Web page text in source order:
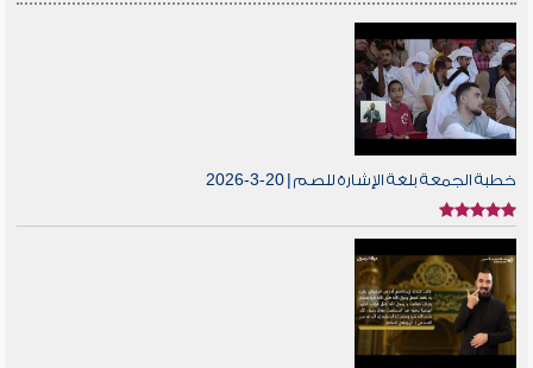
خطبة الجمعة بلغة الإشارة للصم | 20-3-2026